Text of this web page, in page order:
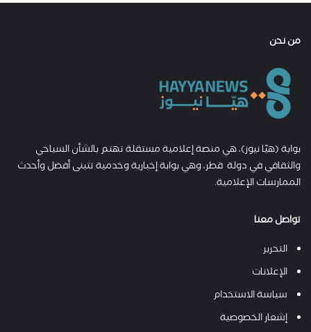
من نحن
بوابة (هيّا نيوز)، هي منصة إعلامية مستقلة تهتم بالشأن السياحي
والثقافي في دولة قطر، وهي بوابة إخبارية وخدمية تتبنى أفضل وأحدث
الممارسات الإعلامية.
تواصل معنا
التحرير
الإعلانات
سياسة الاستخدام
إشعار الخصوصية